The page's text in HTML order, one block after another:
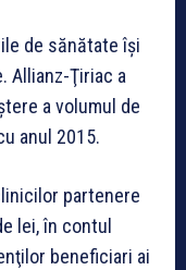
de sănătate îşi
Allianz-Ţiriac a
a volumul de
anul 2015.
partenere
lei, în contul
beneficiari ai